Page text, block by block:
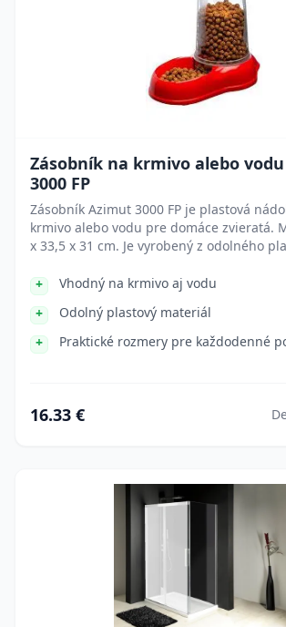
Zásobník na krmivo alebo
3000 FP
Zásobník Azimut 3000 FP je plastová
krmivo alebo vodu pre domáce zvieratá.
x 33,5 x 31 cm. Je vyrobený z odolného
Vhodný na krmivo aj vodu
Odolný plastový materiál
Praktické rozmery pre každodenné
16.33 €